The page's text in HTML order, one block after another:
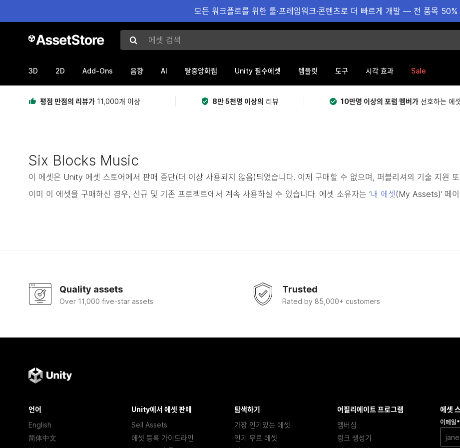
모든 워크플로를 위한 툴·프레임워크·콘텐츠로 더 빠르게 개발 — 전 품목 50%
에셋 검색
3D 2D Add-Ons 음향 AI 탈중앙화웹 Unity 필수에셋 템플릿 도구 시각 효과 Sale
평점 만점의 리뷰가 11,000개 이상 8만 5천명 이상의 리뷰 10만명 이상의 포럼 멤버가 선호하는 에
Six Blocks Music
이 에셋은 Unity 에셋 스토어에서 판매 중단(더 이상 사용되지 않음)되었습니다. 이제 구매할 수 없으며, 퍼블리셔의 기술 지원
이미 이 에셋을 구매하신 경우, 신규 및 기존 프로젝트에서 계속 사용하실 수 있습니다. 에셋 소유자는 ‘내 에셋 (My Assets)’ 페
Quality assets
Over 11,000 five-star assets
Trusted
Rated by 85,000+ customers
언어
English
简体中文
Unity에서 에셋 판매
Sell Assets
에셋 등록 가이드라인
탐색하기
가장 인기있는 에셋
인기 무료 에셋
어필리에이트 프로그램
멤버십
링크 생성기
에셋
이메일*